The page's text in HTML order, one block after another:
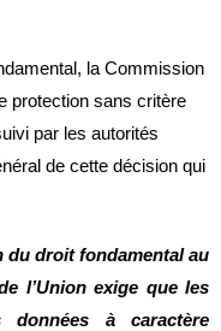
la Commission
protection sans critère
par les autorités
de cette décision qui
du droit fondamental au
l’Union exige que les
à caractère